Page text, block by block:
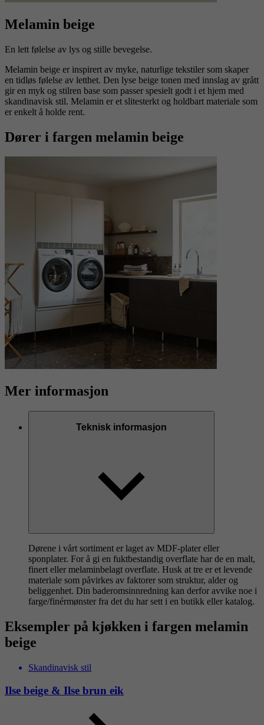
Melamin beige
En lett følelse av lys og stille bevegelse.
Melamin beige er inspirert av myke, naturlige tekstiler som skaper
en tidløs følelse av letthet. Den lyse beige tonen med innslag av grått
gir en myk og stilren base som passer spesielt godt i et hjem med
skandinavisk stil. Melamin er et slitesterkt og holdbart materiale som
er enkelt å holde rent.
Dører i fargen melamin beige
Mer informasjon
Teknisk informasjon
Dørene i vårt sortiment er laget av MDF-plater eller
sponplater. For å gi en fuktbestandig overflate har de en malt,
finert eller melaminbelagt overflate. Husk at tre er et levende
materiale som påvirkes av faktorer som struktur, alder og
beliggenhet. Din baderomsinnredning kan derfor avvike noe i
farge/finérmønster fra det du har sett i en butikk eller katalog.
Eksempler på kjøkken i fargen melamin
beige
Skandinavisk stil
Ilse beige & Ilse brun eik